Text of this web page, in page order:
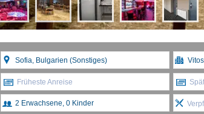
Früheste Anreise